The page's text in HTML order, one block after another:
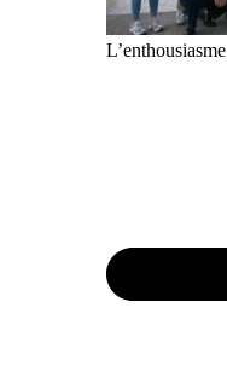
L’enthousiasme